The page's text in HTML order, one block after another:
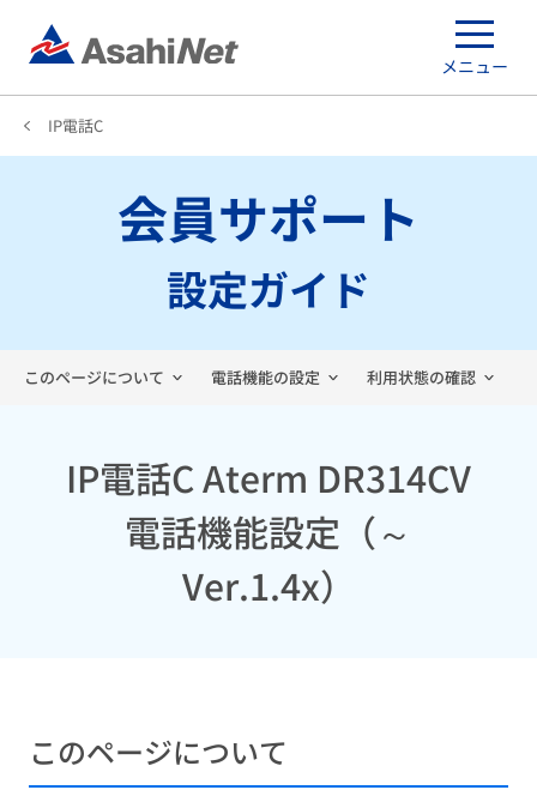
メニュー
IP電話C
会員サポート
設定ガイド
このページについて 電話機能の設定 利用状態の確認
IP電話C Aterm DR314CV
電話機能設定（～
Ver.1.4x）
このページについて